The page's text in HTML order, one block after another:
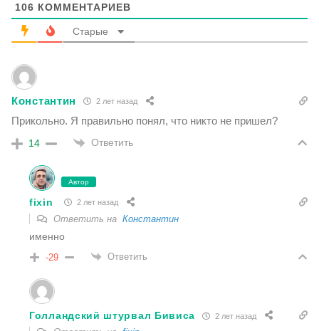
106 КОММЕНТАРИЕВ
Старые
Константин 2 лет назад
Прикольно. Я правильно понял, что никто не пришел?
14 Ответить
Автор
fixin 2 лет назад
Ответить на Константин
именно
-29 Ответить
Голландский штурвал Бивиса 2 лет назад